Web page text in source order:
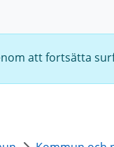
att fortsätta